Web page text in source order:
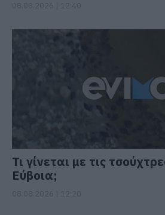
Τι γίνεται με τις
Εύβοια;